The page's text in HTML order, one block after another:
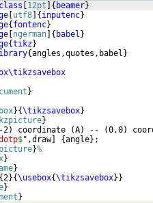
12pt { beamer}
utf8 { inputenc}
{ fontenc}
ngerman { babel }
{tikz}
{angles,quotes,babel }
}
}{\tikzsavebox}
}
2) coordinate (A) -- (0,0)
$",draw] {angle} ;
}%
}
}
{2}{\usebox{\tikzsavebox}}
}
}